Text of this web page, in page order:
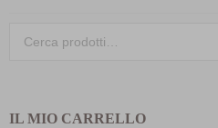
IL MIO CARRELLO